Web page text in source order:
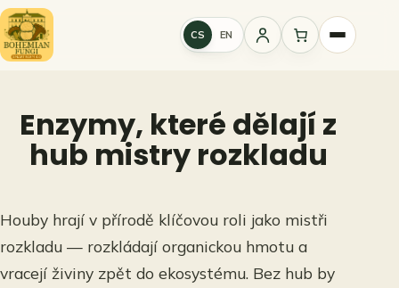
Přeskočit
na
obsah
CS EN
Přihlášení
Enzymy, které dělají z
hub mistry rozkladu
Houby hrají v přírodě klíčovou roli jako mistři
rozkladu — rozkládají organickou hmotu a
vracejí živiny zpět do ekosystému. Bez hub by